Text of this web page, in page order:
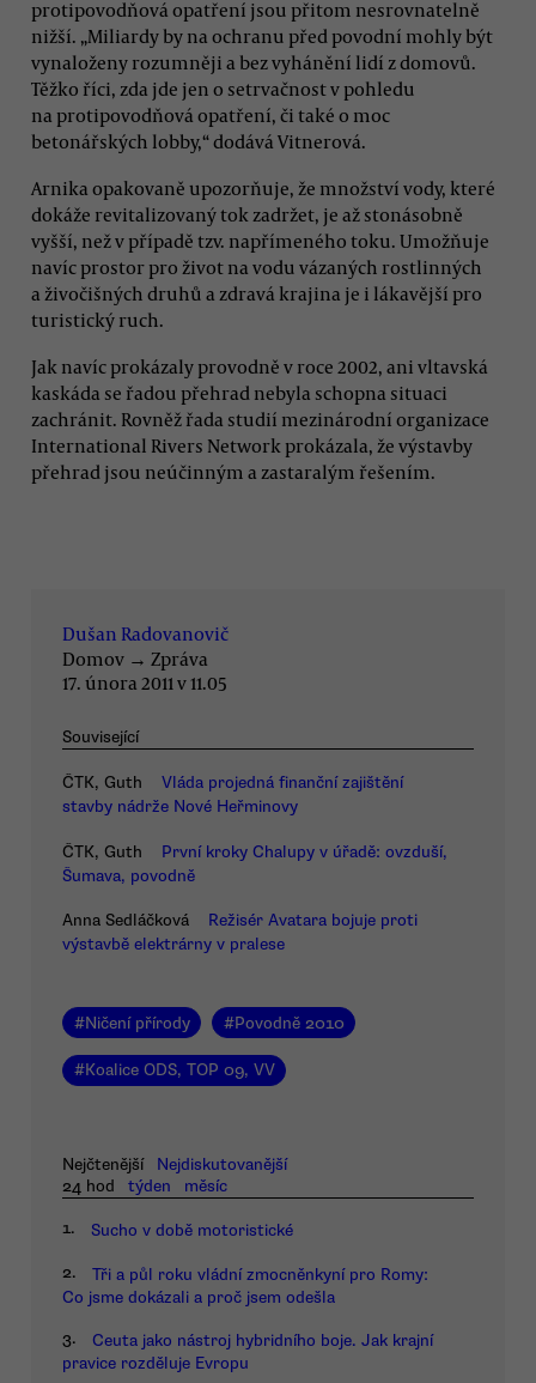
protipovodňová opatření jsou přitom nesrovnatelně
nižší. „Miliardy by na ochranu před povodní mohly být
vynaloženy rozumněji a bez vyhánění lidí z domovů.
Těžko říci, zda jde jen o setrvačnost v pohledu
na protipovodňová opatření, či také o moc
betonářských lobby,“ dodává Vitnerová.
Arnika opakovaně upozorňuje, že množství vody, které
dokáže revitalizovaný tok zadržet, je až stonásobně
vyšší, než v případě tzv. napřímeného toku. Umožňuje
navíc prostor pro život na vodu vázaných rostlinných
a živočišných druhů a zdravá krajina je i lákavější pro
turistický ruch.
Jak navíc prokázaly provodně v roce 2002, ani vltavská
kaskáda se řadou přehrad nebyla schopna situaci
zachránit. Rovněž řada studií mezinárodní organizace
International Rivers Network prokázala, že výstavby
přehrad jsou neúčinným a zastaralým řešením.
Dušan Radovanovič
Domov → Zpráva
17. února 2011 v 11.05
Související
ČTK, Guth
Vláda projedná finanční zajištění
stavby nádrže Nové Heřminovy
ČTK, Guth
První kroky Chalupy v úřadě: ovzduší,
Šumava, povodně
Anna Sedláčková
Režisér Avatara bojuje proti
výstavbě elektrárny v pralese
#Ničení přírody #Povodně 2010
#Koalice ODS, TOP 09, VV
Nejčtenější
Nejdiskutovanější
24 hod
týden měsíc
1. Sucho v době motoristické
2.
Tři a půl roku vládní zmocněnkyní pro Romy:
Co jsme dokázali a proč jsem odešla
3.
Ceuta jako nástroj hybridního boje. Jak krajní
pravice rozděluje Evropu